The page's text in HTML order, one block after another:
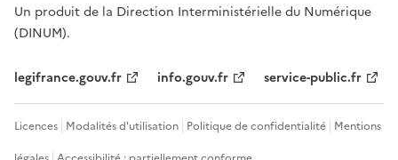
Un produit de la Direction Interministérielle du Numérique
(DINUM).
legifrance.gouv.fr info.gouv.fr service-public.fr
Licences Modalités d'utilisation Politique de confidentialité Mentions